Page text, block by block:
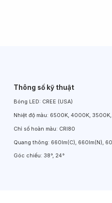
Thông số kỹ thuật
Bóng LED: CREE (USA)
Nhiệt độ màu: 6500K, 4000K,
Chỉ số hoàn màu: CRI80
Quang thông: 660lm(C), 660lm(N),
Góc chiếu: 38°, 24°